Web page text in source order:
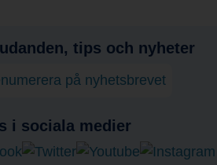
tips och nyheter
på nyhetsbrevet
i sociala medier